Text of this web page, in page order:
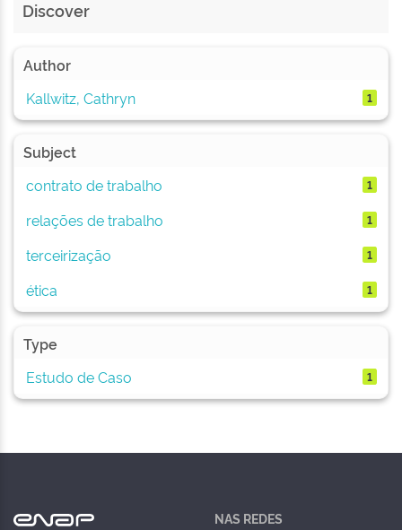
Discover
Author
Kallwitz, Cathryn
1
Subject
contrato de trabalho
1
relações de trabalho 1
terceirização 1
ética 1
Type
Estudo de Caso
1
NAS REDES